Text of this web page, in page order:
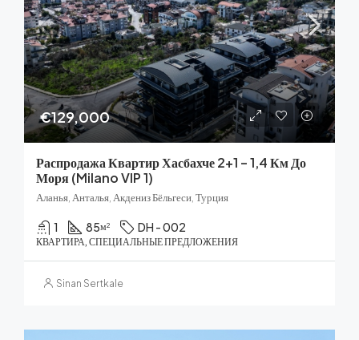
€129,000
Распродажа Квартир Хасбахче 2+1 – 1,4 Км До
Моря (Milano VIP 1)
Аланья, Анталья, Акдениз Бёльгеси, Турция
1 85м² DH - 002
КВАРТИРА, СПЕЦИАЛЬНЫЕ ПРЕДЛОЖЕНИЯ
Sinan Sertkale